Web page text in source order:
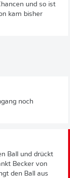
und so ist
kam bisher
noch
Ball und drückt
Becker von
den Ball aus